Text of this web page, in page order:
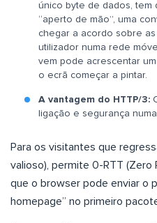
único byte de dados, tem
“aperto de mão”, uma
chegar a acordo sobre
utilizador numa rede
vem pode acrescentar
o ecrã começar a pintar.
A vantagem do HTTP/3:
ligação e segurança
Para os visitantes que
valioso), permite 0-RTT (Zero
que o browser pode enviar o
homepage” no primeiro